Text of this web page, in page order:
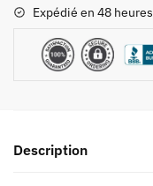
Expédié en 48 heures
Description